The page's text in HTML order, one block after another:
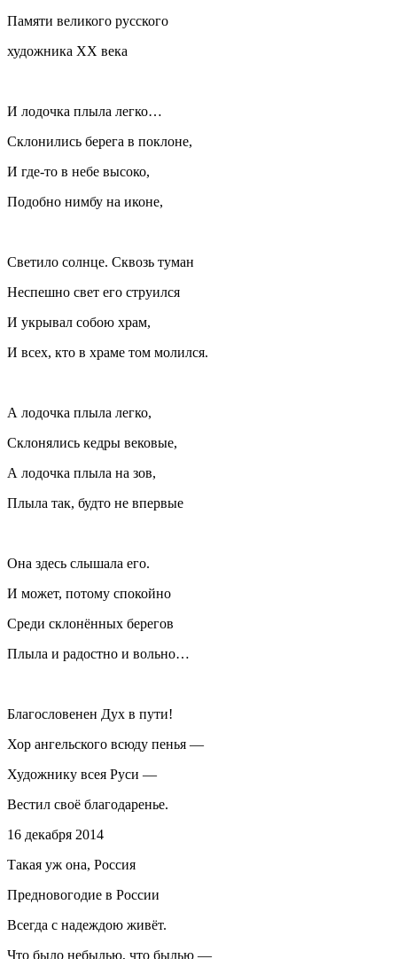
Памяти великого русского
художника XX века
И лодочка плыла легко…
Склонились берега в поклоне,
И где-то в небе высоко,
Подобно нимбу на иконе,
Светило солнце. Сквозь туман
Неспешно свет его струился
И укрывал собою храм,
И всех, кто в храме том молился.
А лодочка плыла легко,
Склонялись кедры вековые,
А лодочка плыла на зов,
Плыла так, будто не впервые
Она здесь слышала его.
И может, потому спокойно
Среди склонённых берегов
Плыла и радостно и вольно…
Благословенен Дух в пути!
Хор ангельского всюду пенья —
Художнику всея Руси —
Вестил своё благодаренье.
16 декабря 2014
Такая уж она, Россия
Предновогодие в России
Всегда с надеждою живёт.
Что было небылью, что былью —